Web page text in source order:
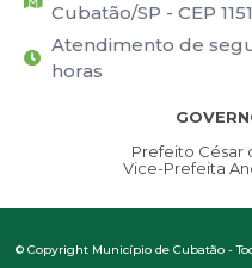
Cubatão/SP - CEP
Atendimento de
horas
Prefeito César
Vice-Prefeita
© Copyright Município de Cubatão -